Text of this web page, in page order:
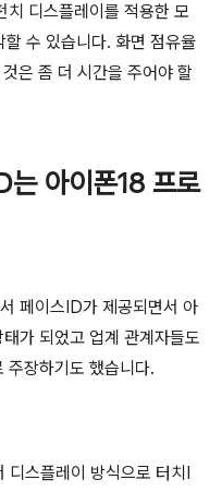
치 디스플레이를 적용한 모
수 있습니다. 화면 점유율
은 좀 더 시간을 주어야 할
는 아이폰18 프로
페이스ID가 제공되면서 아
가 되었고 업계 관계자들도
주장하기도 했습니다.
스플레이 방식으로 터치I